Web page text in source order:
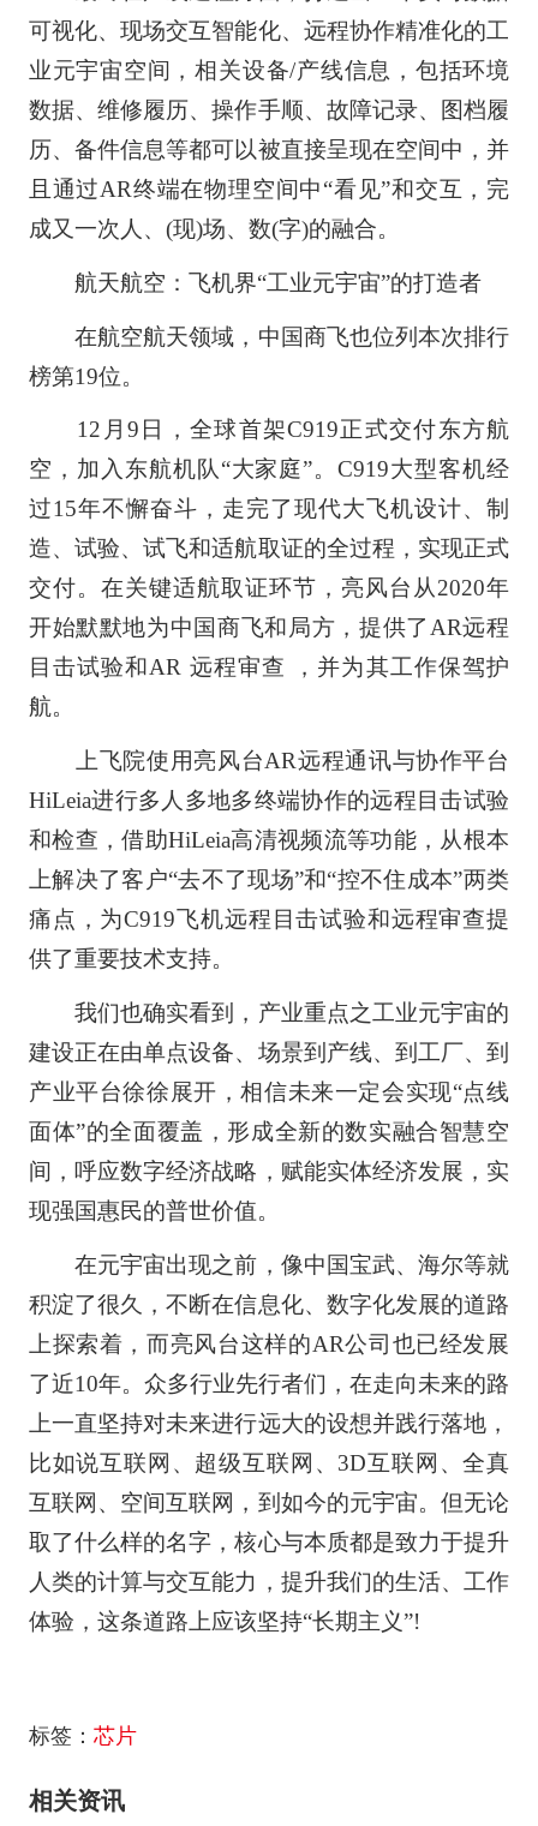
可视化、现场交互智能化、远程协作精准化的工
业元宇宙空间，相关设备/产线信息，包括环境
数据、维修履历、操作手顺、故障记录、图档履
历、备件信息等都可以被直接呈现在空间中，并
且通过AR终端在物理空间中“看见”和交互，完
成又一次人、(现)场、数(字)的融合。
航天航空：飞机界“工业元宇宙”的打造者
在航空航天领域，中国商飞也位列本次排行
榜第19位。
12月9日，全球首架C919正式交付东方航
空，加入东航机队“大家庭”。C919大型客机经
过15年不懈奋斗，走完了现代大飞机设计、制
造、试验、试飞和适航取证的全过程，实现正式
交付。在关键适航取证环节，亮风台从2020年
开始默默地为中国商飞和局方，提供了AR远程
目击试验和AR 远程审查 ，并为其工作保驾护
航。
上飞院使用亮风台AR远程通讯与协作平台
HiLeia进行多人多地多终端协作的远程目击试验
和检查，借助HiLeia高清视频流等功能，从根本
上解决了客户“去不了现场”和“控不住成本”两类
痛点，为C919飞机远程目击试验和远程审查提
供了重要技术支持。
我们也确实看到，产业重点之工业元宇宙的
建设正在由单点设备、场景到产线、到工厂、到
产业平台徐徐展开，相信未来一定会实现“点线
面体”的全面覆盖，形成全新的数实融合智慧空
间，呼应数字经济战略，赋能实体经济发展，实
现强国惠民的普世价值。
在元宇宙出现之前，像中国宝武、海尔等就
积淀了很久，不断在信息化、数字化发展的道路
上探索着，而亮风台这样的AR公司也已经发展
了近10年。众多行业先行者们，在走向未来的路
上一直坚持对未来进行远大的设想并践行落地，
比如说互联网、超级互联网、3D互联网、全真
互联网、空间互联网，到如今的元宇宙。但无论
取了什么样的名字，核心与本质都是致力于提升
人类的计算与交互能力，提升我们的生活、工作
体验，这条道路上应该坚持“长期主义”!
标签： 芯片
相关资讯